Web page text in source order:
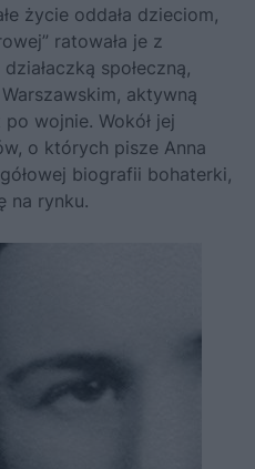
życie oddała dzieciom,
ratowała je z
społeczną,
aktywną
wojnie. Wokół jej
o których pisze Anna
biografii bohaterki,
na rynku.